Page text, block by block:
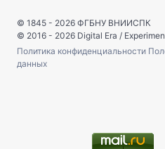
© 1845 - 2026 ФГБНУ ВНИИСПК
© 2016 - 2026 Digital Era /
Политика конфиденциальности
данных